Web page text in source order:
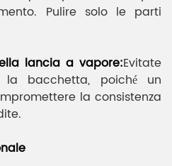
Pulire solo le parti
lancia a vapore:Evitate
bacchetta, poiché un
la consistenza